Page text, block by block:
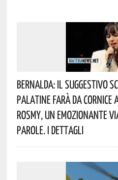
Bernalda: Il Suggestivo
Palatine Farà Da
Rosmy, Un Emozionante
Parole. I Dettagli